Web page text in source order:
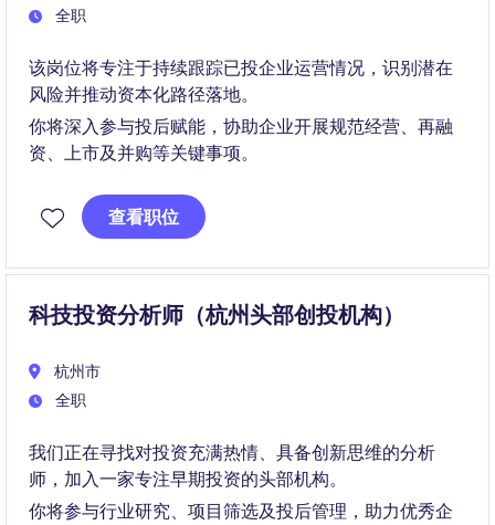
全职
该岗位将专注于持续跟踪已投企业运营情况，识别潜在
风险并推动资本化路径落地。
你将深入参与投后赋能，协助企业开展规范经营、再融
资、上市及并购等关键事项。
查看职位
科技投资分析师（杭州头部创投机构）
杭州市
全职
我们正在寻找对投资充满热情、具备创新思维的分析
师，加入一家专注早期投资的头部机构。
你将参与行业研究、项目筛选及投后管理，助力优秀企